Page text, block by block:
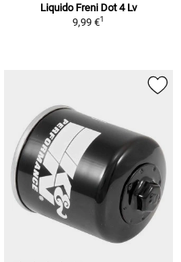
Liquido Freni Dot 4 Lv
9,99 €1